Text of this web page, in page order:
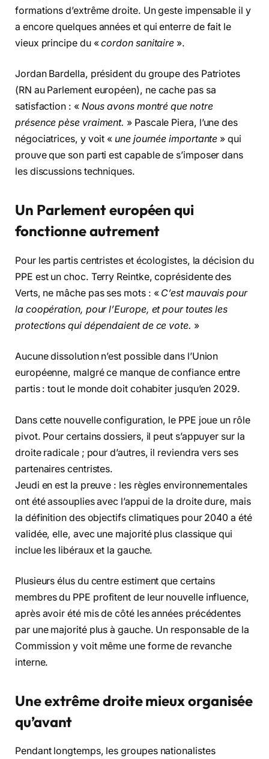
formations d’extrême droite. Un geste impensable il y
a encore quelques années et qui enterre de fait le
vieux principe du «cordon sanitaire ».
Jordan Bardella, président du groupe des Patriotes
(RN au Parlement européen), ne cache pas sa
satisfaction : « Nous avons montré que notre
présence pèse vraiment. » Pascale Piera, l’une des
négociatrices, y voit « une journée importante » qui
prouve que son parti est capable de s’imposer dans
les discussions techniques.
Un Parlement européen qui
fonctionne autrement
Pour les partis centristes et écologistes, la décision du
PPE est un choc. Terry Reintke, coprésidente des
Verts, ne mâche pas ses mots : « C’est mauvais pour
la coopération, pour l’Europe, et pour toutes les
protections qui dépendaient de ce vote. »
Aucune dissolution n’est possible dans l’Union
européenne, malgré ce manque de confiance entre
partis : tout le monde doit cohabiter jusqu’en 2029.
Dans cette nouvelle configuration, le PPE joue un rôle
pivot. Pour certains dossiers, il peut s’appuyer sur la
droite radicale ; pour d’autres, il reviendra vers ses
partenaires centristes.
Jeudi en est la preuve : les règles environnementales
ont été assouplies avec l’appui de la droite dure, mais
la définition des objectifs climatiques pour 2040 a été
validée, elle, avec une majorité plus classique qui
inclue les libéraux et la gauche.
Plusieurs élus du centre estiment que certains
membres du PPE profitent de leur nouvelle influence,
après avoir été mis de côté les années précédentes
par une majorité plus à gauche. Un responsable de la
Commission y voit même une forme de revanche
interne.
Une extrême droite mieux organisée
qu’avant
Pendant longtemps, les groupes nationalistes